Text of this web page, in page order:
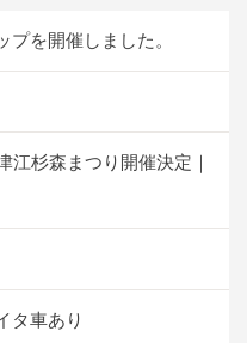
プを開催しました。
江杉森まつり開催決定｜
タ車あり